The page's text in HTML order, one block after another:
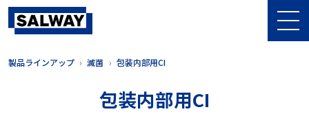
製品ラインアップ 滅菌 包装内部用CI
包装内部用CI